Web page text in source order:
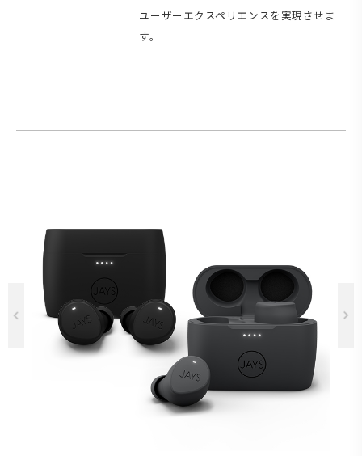
ユーザーエクスペリエンスを実現させま
す。
Previous